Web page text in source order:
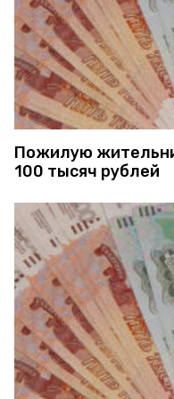
Пожилую
100 тысяч рублей